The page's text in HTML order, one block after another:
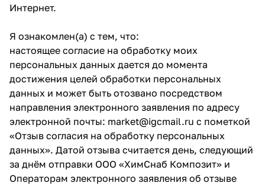
Интернет.
Я ознакомлен(а) с тем, что:
настоящее согласие на обработку моих
персональных данных дается до момента
достижения целей обработки персональных
данных и может быть отозвано посредством
направления электронного заявления по адресу
электронной почты: market@igcmail.ru с пометкой
«Отзыв согласия на обработку персональных
данных». Датой отзыва считается день, следующий
за днём отправки ООО «ХимСнаб Композит» и
Операторам электронного заявления об отзыве